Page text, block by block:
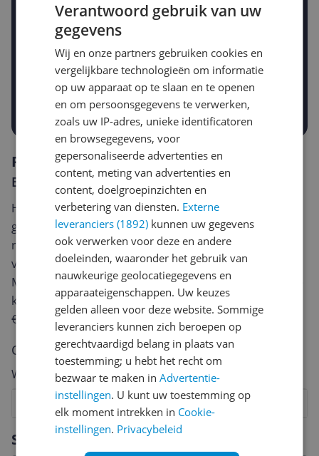
Gewenste daling of bedrag
-10% -15%
Gewenste prijs
€
Prijsalert aanzetten
Specificaties
Reviews
Er zijn nog geen reviews geschreven
Heb jij dit product in bezit en wil je graag je mening
geven? Start dan hieronder met het schrijven van je
review. Afhankelijk van de details duurt het schrijven
van een review gemiddeld tussen de 3 en 10 minuten.
Met jouw mening help je andere bezoekers een betere
keuze te maken én maak je iedere maand kans op
€250,-!
Klik hier voor de actievoorwaarden.
Cijfer
Welk cijfer geef jij dit product?
8
7
6
5
4
3
2
Vraag 1 van 4
Verantwoord gebruik van uw
gegevens
Wij en onze partners gebruiken cookies en
vergelijkbare technologieën om informatie
op uw apparaat op te slaan en te openen
en om persoonsgegevens te verwerken,
zoals uw IP-adres, unieke identificatoren
en browsegegevens, voor
gepersonaliseerde advertenties en
content, meting van advertenties en
content, doelgroepinzichten en
verbetering van diensten. Externe
leveranciers (1892) kunnen uw gegevens
ook verwerken voor deze en andere
doeleinden, waaronder het gebruik van
nauwkeurige geolocatiegegevens en
apparaateigenschappen. Uw keuzes
gelden alleen voor deze website. Sommige
leveranciers kunnen zich beroepen op
gerechtvaardigd belang in plaats van
toestemming; u hebt het recht om
bezwaar te maken inAdvertentie-
instellingen. U kunt uw toestemming op
elk moment intrekken in Cookie-
instellingen. Privacybeleid